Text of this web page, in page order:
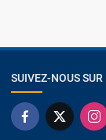
SUIVEZ-NOUS